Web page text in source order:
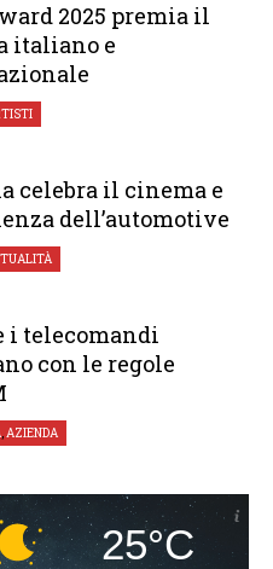
2025 premia il
italiano e
celebra il cinema e
dell’automotive
i telecomandi
con le regole
,AZIENDA
25°C